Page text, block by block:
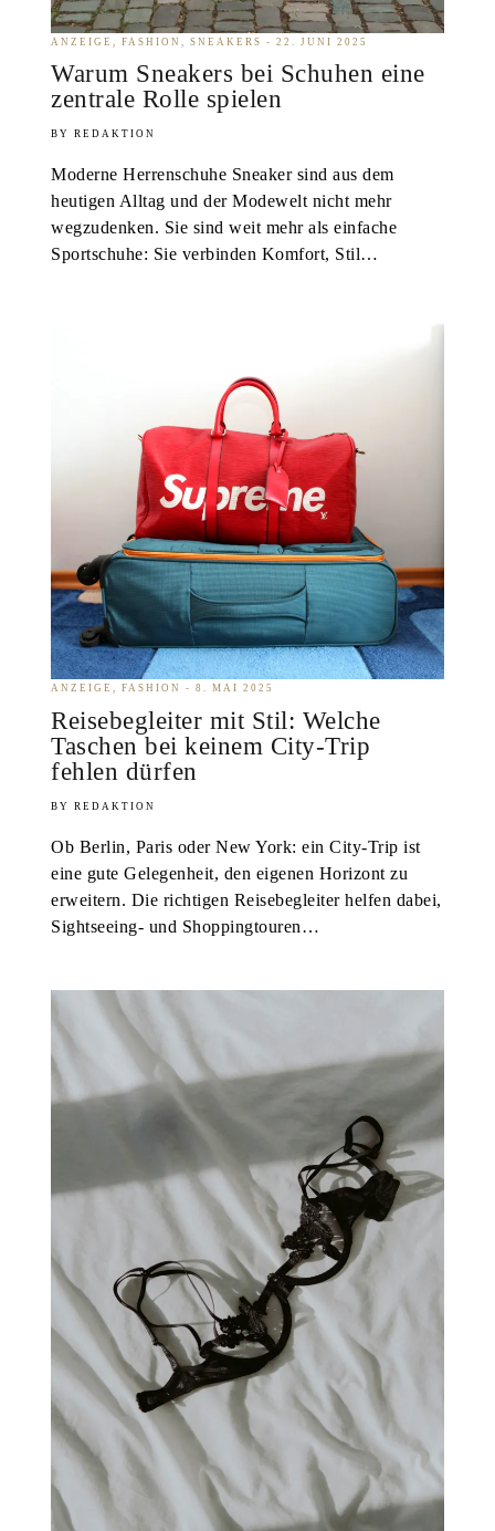
ANZEIGE FASHION SNEAKERS 22. JUNI 2025
Warum Sneakers bei Schuhen eine
zentrale Rolle spielen
REDAKTION
Moderne Herrenschuhe Sneaker sind aus dem
heutigen Alltag und der Modewelt nicht mehr
wegzudenken. Sie sind weit mehr als einfache
Sportschuhe: Sie verbinden Komfort, Stil…
ANZEIGE FASHION 8. MAI 2025
Reisebegleiter mit Stil: Welche
Taschen bei keinem City-Trip
fehlen dürfen
REDAKTION
Ob Berlin, Paris oder New York: ein City-Trip ist
eine gute Gelegenheit, den eigenen Horizont zu
erweitern. Die richtigen Reisebegleiter helfen dabei,
Sightseeing- und Shoppingtouren…